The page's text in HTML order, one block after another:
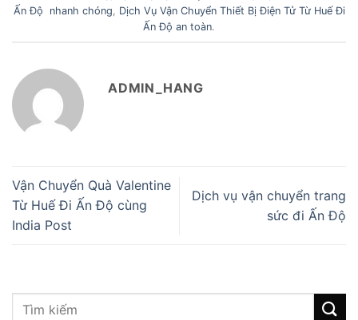
Ấn Độ nhanh chóng, Dịch Vụ Vận Chuyển Thiết Bị Điện Tử Từ Huế Đi
Ấn Độ an toàn.
ADMIN_HANG
Vận Chuyển Quà Valentine
Từ Huế Đi Ấn Độ cùng
India Post
Dịch vụ vận chuyển trang
sức đi Ấn Độ